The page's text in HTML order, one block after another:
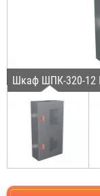
Шкаф ШПК-320-12